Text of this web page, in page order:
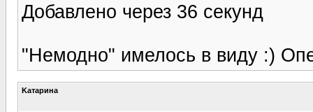
Добавлено через 36 секунд
"Немодно" имелось в виду :)
Kатарина